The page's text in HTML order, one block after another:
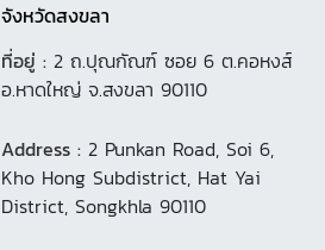
จังหวัดสงขลา
ที่อยู่ : 2 ถ.ปุณกัณฑ์ ซอย 6 ต.คอหงส์
อ.หาดใหญ่ จ.สงขลา 90110
Address : 2 Punkan Road, Soi 6,
Kho Hong Subdistrict, Hat Yai
District, Songkhla 90110